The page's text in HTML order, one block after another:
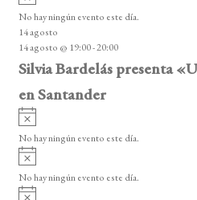
o
v
i
s
o
No hay ningún evento este día.
14 agosto
14 agosto @ 19:00-20:00
Silvia Bardelás presenta
en Santander
A
v
i
o
No hay ningún evento este día.
A
v
i
No hay ningún evento este día.
A